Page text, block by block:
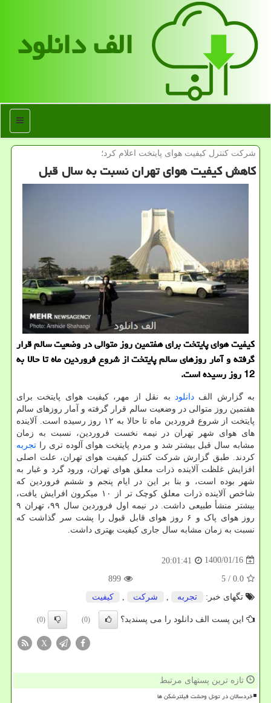
الف دانلود
منو
شركت كنترل كیفیت هوای پایتخت اعلام كرد؛
كاهش كیفیت هوای تهران نسبت به سال قبل
کیفیت هوای پایتخت برای هفتمین روز متوالی در وضعیت سالم قرار
گرفته و آمار روزهای سالم پایتخت از شروع فروردین ماه تا حالا به
12 روز رسیده است.
به گزارش الفدانلود
به نقل از مهر، کیفیت هوای پایتخت برای
هفتمین روز متوالی در وضعیت سالم قرار گرفته و آمار روزهای سالم
پایتخت از شروع فروردین ماه تا حالا به ۱۲ روز رسیده است. آلاینده
های هوای شهر تهران در نیمه نخست فروردین، نسبت به زمان
مشابه سال قبل بیشتر شد و مردم پایتخت هوای آلوده تری را تجربه
کردند. طبق گزارش شرکت کنترل کیفیت هوای تهران، علت اصلی
افزایش غلظت آلاینده ذرات معلق هوای تهران، ورود گرد و غبار به
شهر بوده است، و بنا بر این در ایام پنجم و ششم فروردین که
شاخص آلاینده ذرات معلق کوچک تر از ۱۰ میکرون افرایش یافت،
بیشتر منشأ طبیعی داشت. در نیمه اول فروردین سال ۹۹، تهران ۹
روز هوای پاک و ۶ روز هوای قابل قبول را پشت سر گذاشت که
نسبت به زمان مشابه سال جاری کیفیت بهتری داشت.
1400/01/16
20:01:41
0.0
/ 5
899
تگهای خبر:
تجربه شركت كیفیت
این پست الف دانلود را می پسندید؟ (0)
(0)
X
تازه ترین پستهای مرتبط
خردسالان در تونل وحشت فیلترشکن ها